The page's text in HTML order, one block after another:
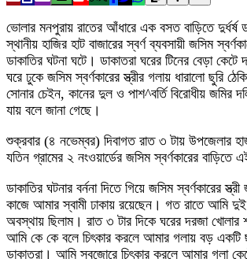
ভোলার মনপুরায় রাতের আঁধারে এক বসত বাড়িতে দুর্ধর্ষ
স্থানীয় হাজির হাট বাজারের স্বর্ণ ব্যবসায়ী জসিম
ডাকাতির ঘটনা ঘটে। ডাকাতরা ঘরের টিনের বেড়া কেটে
ঘরে ঢুকে জসিম স্বর্ণকারের স্ত্রীর গলায় ধারালো ছুরি
সোনার চেইন, কানের দুল ও পাশ^বর্তি বিরোধীয় জমির
যায় বলে জানা গেছে।
শুক্রবার (৪ নভেম্বর) দিবাগত রাত ৩ টায় উপজেলার
যতিন গ্রামের ২ নংওয়ার্ডের জসিম স্বর্ণকারের বাড়িতে
ডাকাতির ঘটনার বর্ননা দিতে গিয়ে জসিম স্বর্ণকারের
কাজে আমার স্বামী ঢাকায় রয়েছেন। গত রাতে আমি দুই
অবস্থায় ছিলাম। রাত ৩ টার দিকে ঘরের দরজা খোলার
আমি কে কে বলে চিৎকার করলে আমার গলায় বড় একটি
ডাকাতরা। আমি স্বজোরে চিৎকার করলে আমার গলা